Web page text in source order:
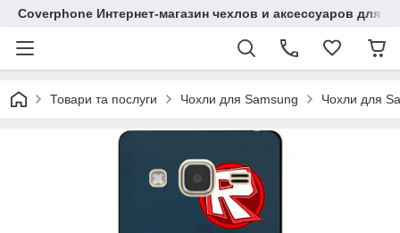
Coverphone Интернет-магазин чехлов и аксессуаров для
Товари та послуги Чохли для Samsung Чохли для